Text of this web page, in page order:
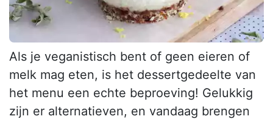
Als je veganistisch bent of geen eieren of
melk mag eten, is het dessertgedeelte van
het menu een echte beproeving! Gelukkig
zijn er alternatieven, en vandaag brengen